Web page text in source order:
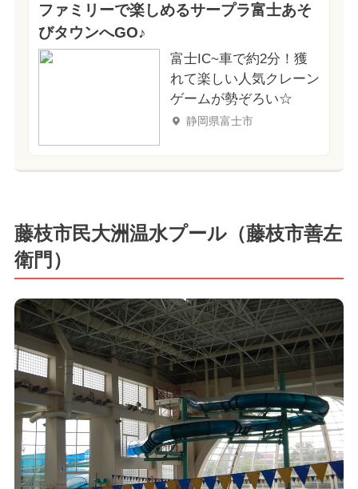
ファミリーで楽しめるサープラ富士あそ
びタウンへGO♪
富士IC~車で約2分！獲
れて楽しい人気クレーン
ゲームが勢ぞろい☆
静岡県富士市
藤枝市民大洲温水プール（藤枝市善左
衛門）